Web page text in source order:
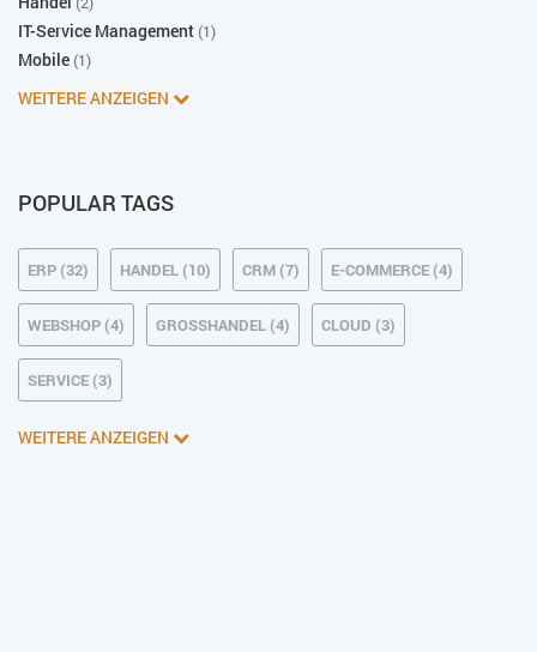
IT-Service Management (1)
Mobile (1)
WEITERE ANZEIGEN
POPULAR TAGS
ERP (32) HANDEL (10) CRM (7) E-COMMERCE (4)
WEBSHOP (4) GROSSHANDEL (4) CLOUD (3)
SERVICE (3)
WEITERE ANZEIGEN